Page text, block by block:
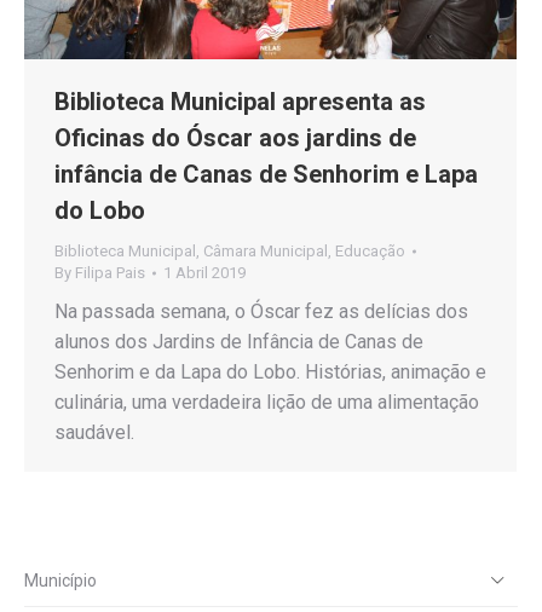
Biblioteca Municipal apresenta as
Oficinas do Óscar aos jardins de
infância de Canas de Senhorim e Lapa
do Lobo
Biblioteca Municipal , Câmara Municipal , Educação
By Filipa Pais 1 Abril 2019
Na passada semana, o Óscar fez as delícias dos
alunos dos Jardins de Infância de Canas de
Senhorim e da Lapa do Lobo. Histórias, animação e
culinária, uma verdadeira lição de uma alimentação
saudável.
Município